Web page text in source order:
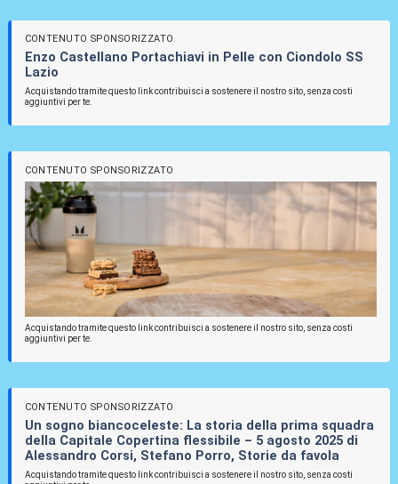
CONTENUTO SPONSORIZZATO
Enzo Castellano Portachiavi in Pelle con Ciondolo SS
Lazio
Acquistando tramite questo link contribuisci a sostenere il nostro sito, senza costi
aggiuntivi per te.
CONTENUTO SPONSORIZZATO
Acquistando tramite questo link contribuisci a sostenere il nostro sito, senza costi
aggiuntivi per te.
CONTENUTO SPONSORIZZATO
Un sogno biancoceleste: La storia della prima squadra
della Capitale Copertina flessibile – 5 agosto 2025 di
Alessandro Corsi, Stefano Porro, Storie da favola
Acquistando tramite questo link contribuisci a sostenere il nostro sito, senza costi